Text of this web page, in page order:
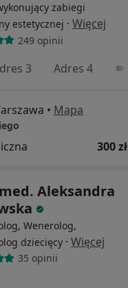
zabiegi
estetycznej · Więcej
249 opinii
3 Adres 4
• Mapa
300 zł
Aleksandra
Wenerolog,
dziecięcy · Więcej
35 opinii